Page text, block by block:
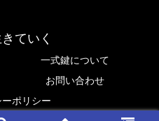
ていく
一式鍵について
お問い合わせ
ポリシー